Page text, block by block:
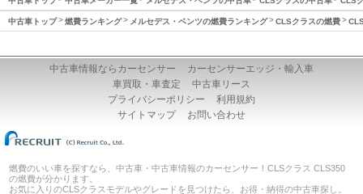
中古車トップ 燃費ランキング メルセデス・ベンツの燃費ランキング CLSクラスの燃費
中古車情報ならカーセンサー
カーセンサーエッジ・輸入車
車買取・車査定
中古車リース
プライバシーポリシー
利用規約
サイトマップ
お問い合わせ
燃費のいい車を探すなら、中古車・中古車情報のカーセンサー！CLSクラス CLS350
の燃費が分かります。
お気に入りのCLSクラスモデルやグレードを見つけたら、お得・納得の中古車探し。